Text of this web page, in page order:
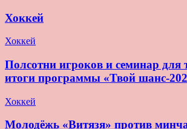
Хоккей
Хоккей
Полсотни игроков и семинар для
итоги программы «Твой шанс-
Хоккей
Молодёжь «Витязя» против